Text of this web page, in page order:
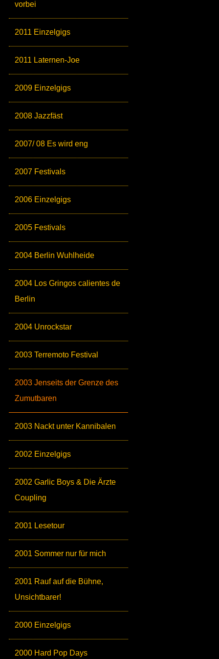
vorbei
2011 Einzelgigs
2011 Laternen-Joe
2009 Einzelgigs
2008 Jazzfäst
2007/ 08 Es wird eng
2007 Festivals
2006 Einzelgigs
2005 Festivals
2004 Berlin Wuhlheide
2004 Los Gringos calientes de
Berlin
2004 Unrockstar
2003 Terremoto Festival
2003 Jenseits der Grenze des
Zumutbaren
2003 Nackt unter Kannibalen
2002 Einzelgigs
2002 Garlic Boys & Die Ärzte
Coupling
2001 Lesetour
2001 Sommer nur für mich
2001 Rauf auf die Bühne,
Unsichtbarer!
2000 Einzelgigs
2000 Hard Pop Days